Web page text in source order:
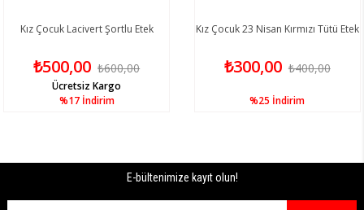
Kız Çocuk Lacivert Şortlu Etek
₺500,00 ₺600,00
%17 İndirim
Ücretsiz Kargo
Kız Çocuk 23 Nisan Kırmızı Tütü Etek
₺300,00 ₺400,00
%25 İndirim
E-bültenimize kayıt olun!